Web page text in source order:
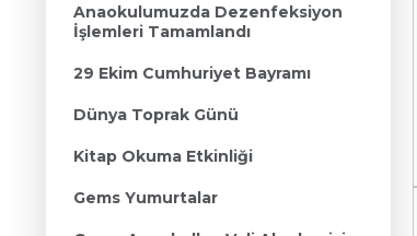
Anaokulumuzda Dezenfeksiyon
İşlemleri Tamamlandı
29 Ekim Cumhuriyet Bayramı
Dünya Toprak Günü
Kitap Okuma Etkinliği
Gems Yumurtalar